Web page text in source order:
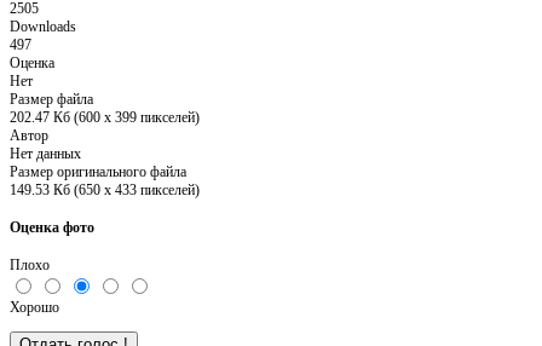
2505
Downloads
497
Оценка
Нет
Размер файла
202.47 Кб (600 x 399 пикселей)
Автор
Нет данных
Размер оригинального файла
149.53 Кб (650 x 433 пикселей)
Оценка фото
Плохо
Хорошо